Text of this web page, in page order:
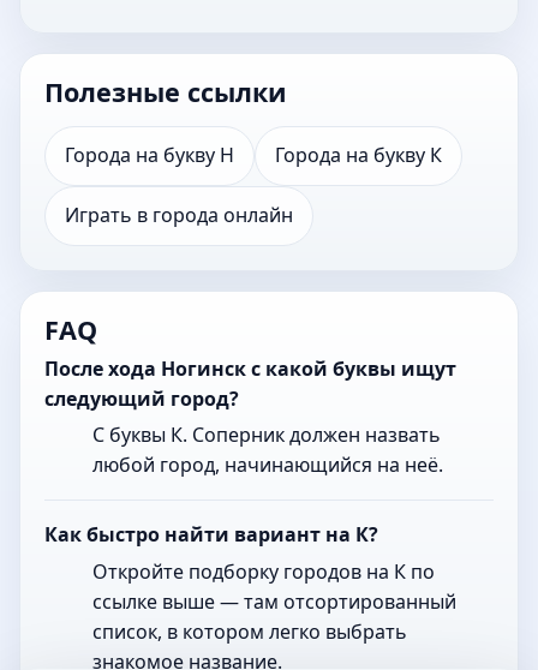
Полезные ссылки
Города на букву Н Города на букву К
Играть в города онлайн
FAQ
После хода Ногинск с какой буквы ищут
следующий город?
С буквы К. Соперник должен назвать
любой город, начинающийся на неё.
Как быстро найти вариант на К?
Откройте подборку городов на К по
ссылке выше — там отсортированный
список, в котором легко выбрать
знакомое название.